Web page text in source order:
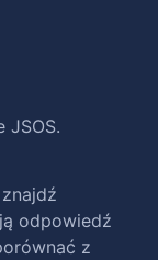
JSOS.
odpowiedź
z